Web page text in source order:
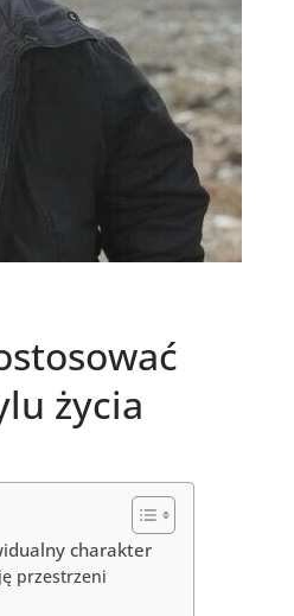
życia
charakter
przestrzeni